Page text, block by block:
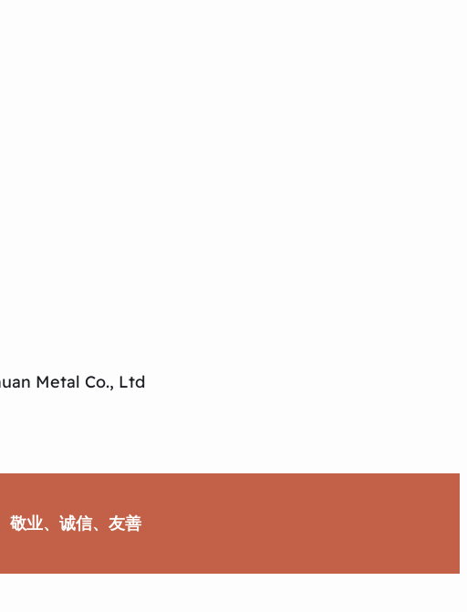
Metal Co., Ltd
敬业、诚信、友善